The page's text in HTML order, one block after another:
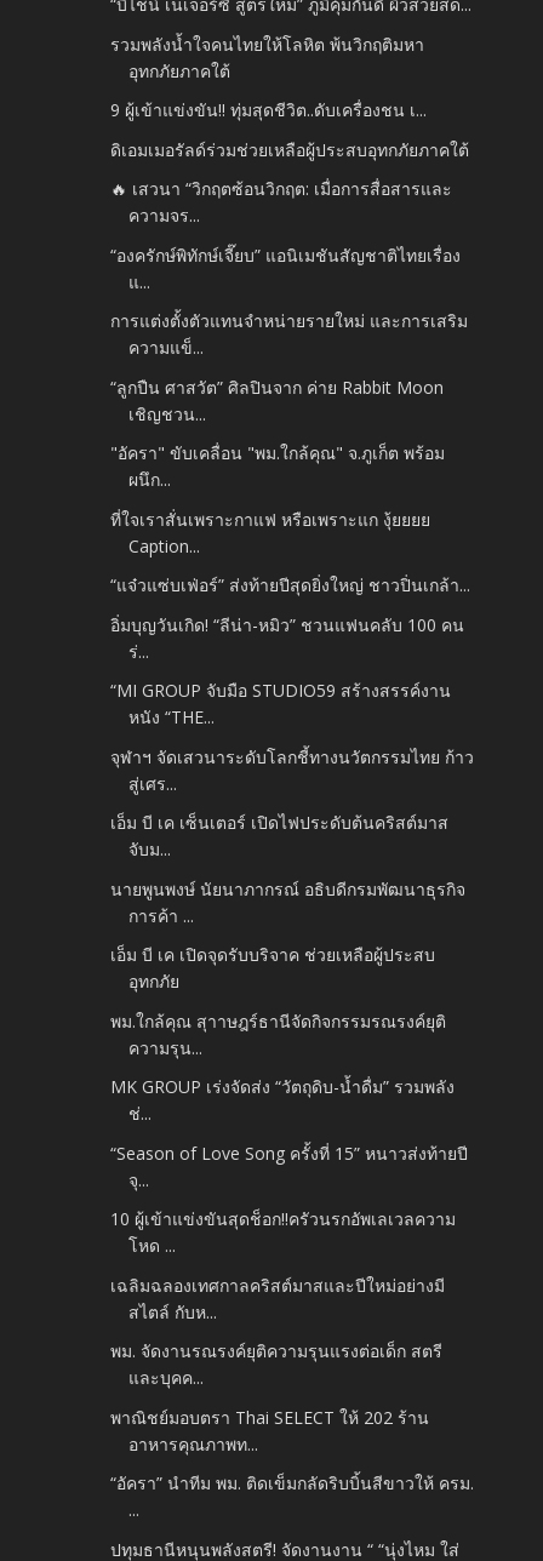
รวมพลังน้ำใจคนไทยให้โลหิต พ้นวิกฤติมหา
อุทกภัยภาคใต้
9 ผู้เข้าแข่งขัน!! ทุ่มสุดชีวิต..ดับเครื่องชน เ...
ดิเอมเมอรัลด์ร่วมช่วยเหลือผู้ประสบอุทกภัยภาคใต้
🔥 เสวนา “วิกฤตซ้อนวิกฤต: เมื่อการสื่อสารและ
ความจร...
“องครักษ์พิทักษ์เจี๊ยบ” แอนิเมชันสัญชาติไทยเรื่อง
แ...
การแต่งตั้งตัวแทนจำหน่ายรายใหม่ และการเสริม
ความแข็...
“ลูกปืน ศาสวัต” ศิลปินจาก ค่าย Rabbit Moon
เชิญชวน...
"อัครา" ขับเคลื่อน "พม.ใกล้คุณ" จ.ภูเก็ต พร้อม
ผนึก...
ที่ใจเราสั่นเพราะกาแฟ หรือเพราะแก งุ้ยยยย
Caption...
“แจ๋วแซ่บเฟ่อร์” ส่งท้ายปีสุดยิ่งใหญ่ ชาวปิ่นเกล้า...
อิ่มบุญวันเกิด! “ลีน่า-หมิว” ชวนแฟนคลับ 100 คน
ร่...
“MI GROUP จับมือ STUDIO59 สร้างสรรค์งาน
หนัง “THE...
จุฬาฯ จัดเสวนาระดับโลกชี้ทางนวัตกรรมไทย ก้าว
สู่เศร...
เอ็ม บี เค เซ็นเตอร์ เปิดไฟประดับต้นคริสต์มาส
จับม...
นายพูนพงษ์ นัยนาภากรณ์ อธิบดีกรมพัฒนาธุรกิจ
การค้า ...
เอ็ม บี เค เปิดจุดรับบริจาค ช่วยเหลือผู้ประสบ
อุทกภัย
พม.ใกล้คุณ สุาาษฎร์ธานีจัดกิจกรรมรณรงค์ยุติ
ความรุน...
MK GROUP เร่งจัดส่ง “วัตถุดิบ-น้ำดื่ม” รวมพลัง
ช่...
“Season of Love Song ครั้งที่ 15” หนาวส่งท้ายปี
จุ...
10 ผู้เข้าแข่งขันสุดช็อก!!ครัวนรกอัพเลเวลความ
โหด ...
เฉลิมฉลองเทศกาลคริสต์มาสและปีใหม่อย่างมี
สไตล์ กับห...
พม. จัดงานรณรงค์ยุติความรุนแรงต่อเด็ก สตรี
และบุคค...
พาณิชย์มอบตรา Thai SELECT ให้ 202 ร้าน
อาหารคุณภาพท...
“อัครา” นำทีม พม. ติดเข็มกลัดริบบิ้นสีขาวให้ ครม.
...
ปทุมธานีหนุนพลังสตรี! จัดงานงาน “ “นุ่งไหม ใส่